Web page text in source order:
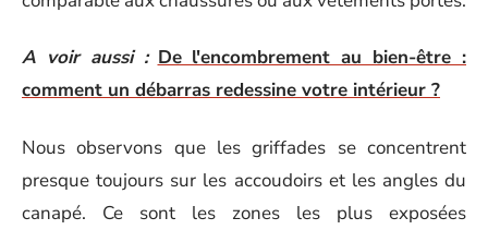
A voir aussi : De l'encombrement au bien-être :
comment un débarras redessine votre intérieur ?
Nous observons que les griffades se concentrent
presque toujours sur les accoudoirs et les angles du
canapé. Ce sont les zones les plus exposées